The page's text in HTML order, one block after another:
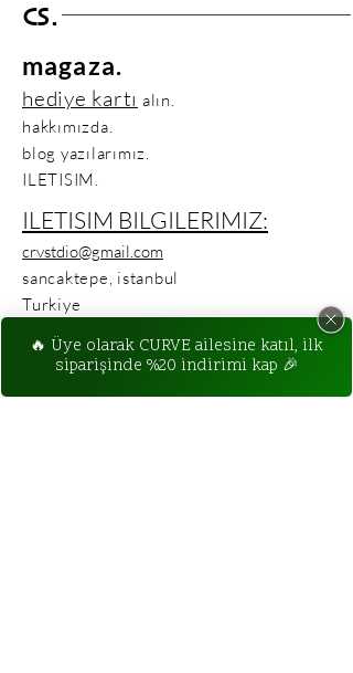
CS.
magaza.
hediye kartı alın.
hakkımızda.
blog yazılarımız.
ILETISIM.
ILETISIM BILGILERIMIZ:
crvstdio@gmail.com
sancaktepe, istanbul
Turkiye
tel no/whatsApp: yakında.
sık sorulan sorular.
Teslimat & Iade Politikaları
Ara (148)